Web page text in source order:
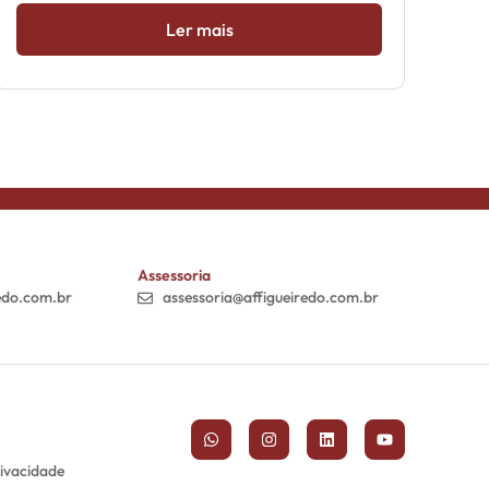
Ler mais
Assessoria
assessoria@affigueiredo.com.br